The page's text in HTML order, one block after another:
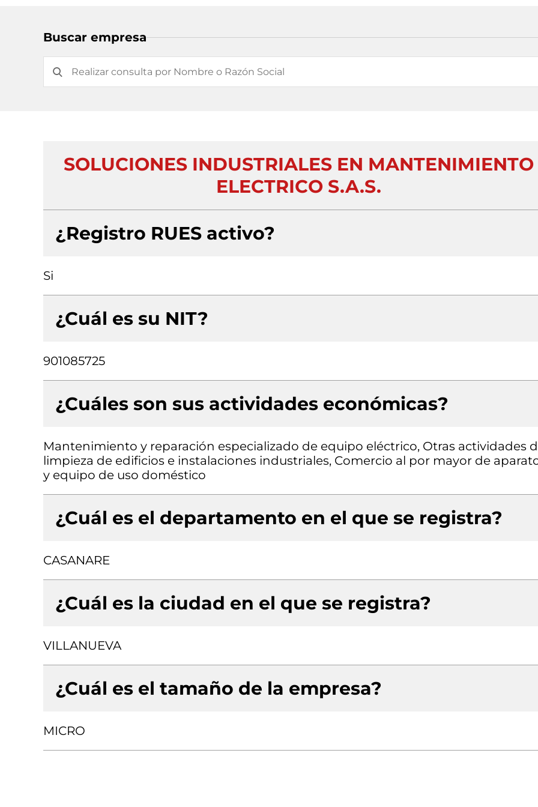
Buscar empresa
SOLUCIONES INDUSTRIALES EN MANTENIMIENTO
ELECTRICO S.A.S.
¿Registro RUES activo?
Si
¿Cuál es su NIT?
901085725
¿Cuáles son sus actividades económicas?
Mantenimiento y reparación especializado de equipo eléctrico, Otras actividades
limpieza de edificios e instalaciones industriales, Comercio al por mayor de
y equipo de uso doméstico
¿Cuál es el departamento en el que se registra?
CASANARE
¿Cuál es la ciudad en el que se registra?
VILLANUEVA
¿Cuál es el tamaño de la empresa?
MICRO